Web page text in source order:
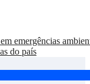
emergências
do país